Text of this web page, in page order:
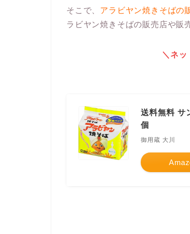
そこで、 アラビヤン焼きそばの
ラビヤン焼きそばの販売店や販
＼ネッ
送料無料 サ
個
御用蔵 大川